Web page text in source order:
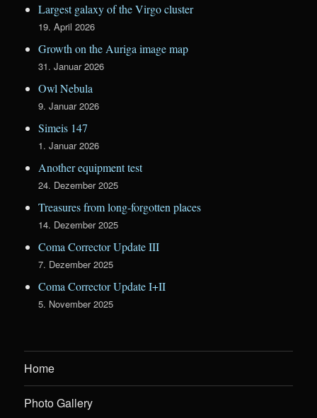
Largest galaxy of the Virgo cluster
19. April 2026
Growth on the Auriga image map
31. Januar 2026
Owl Nebula
9. Januar 2026
Simeis 147
1. Januar 2026
Another equipment test
24. Dezember 2025
Treasures from long-forgotten places
14. Dezember 2025
Coma Corrector Update III
7. Dezember 2025
Coma Corrector Update I+II
5. November 2025
Home
Photo Gallery